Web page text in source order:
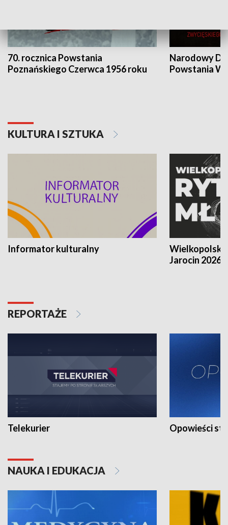
70. rocznica Powstania
Poznańskiego Czerwca 1956 roku
Narodowy
Powstania
KULTURA I SZTUKA
Informator kulturalny
Jarocin 2026
REPORTAŻE
Telekurier Opowieści
NAUKA I EDUKACJA